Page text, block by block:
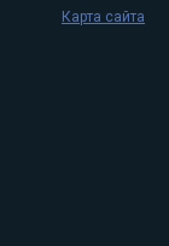
Карта сайта